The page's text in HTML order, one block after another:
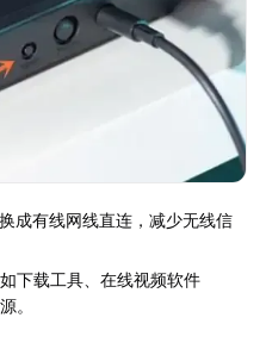
成有线网线直连，减少无线信
下载工具、在线视频软件
。